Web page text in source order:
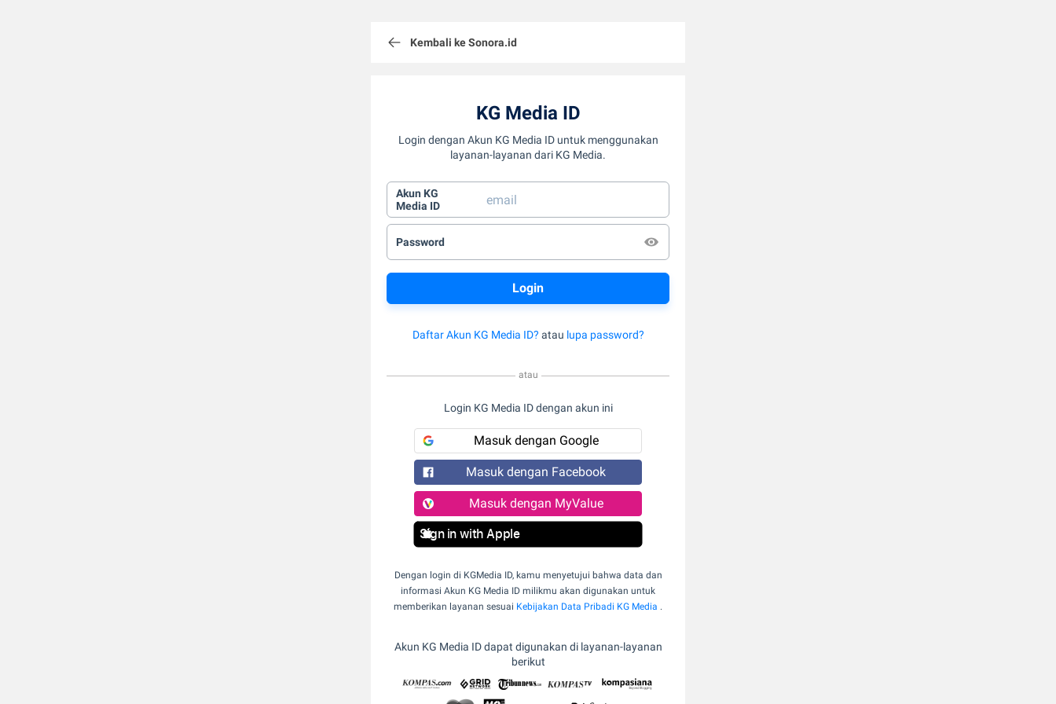
Kembali ke Sonora.id
KG Media ID
Login dengan Akun KG Media ID untuk menggunakan
layanan-layanan dari KG Media.
Akun KG
Media ID
Password
Daftar Akun KG Media ID? atau lupa password?
atau
Login KG Media ID dengan akun ini
Masuk dengan Google
Masuk dengan Facebook
Masuk dengan MyValue
Sign in with Apple
Dengan login di KGMedia ID, kamu menyetujui bahwa data dan
informasi Akun KG Media ID milikmu akan digunakan untuk
memberikan layanan sesuai Kebijakan Data Pribadi KG Media .
Akun KG Media ID dapat digunakan di layanan-layanan
berikut